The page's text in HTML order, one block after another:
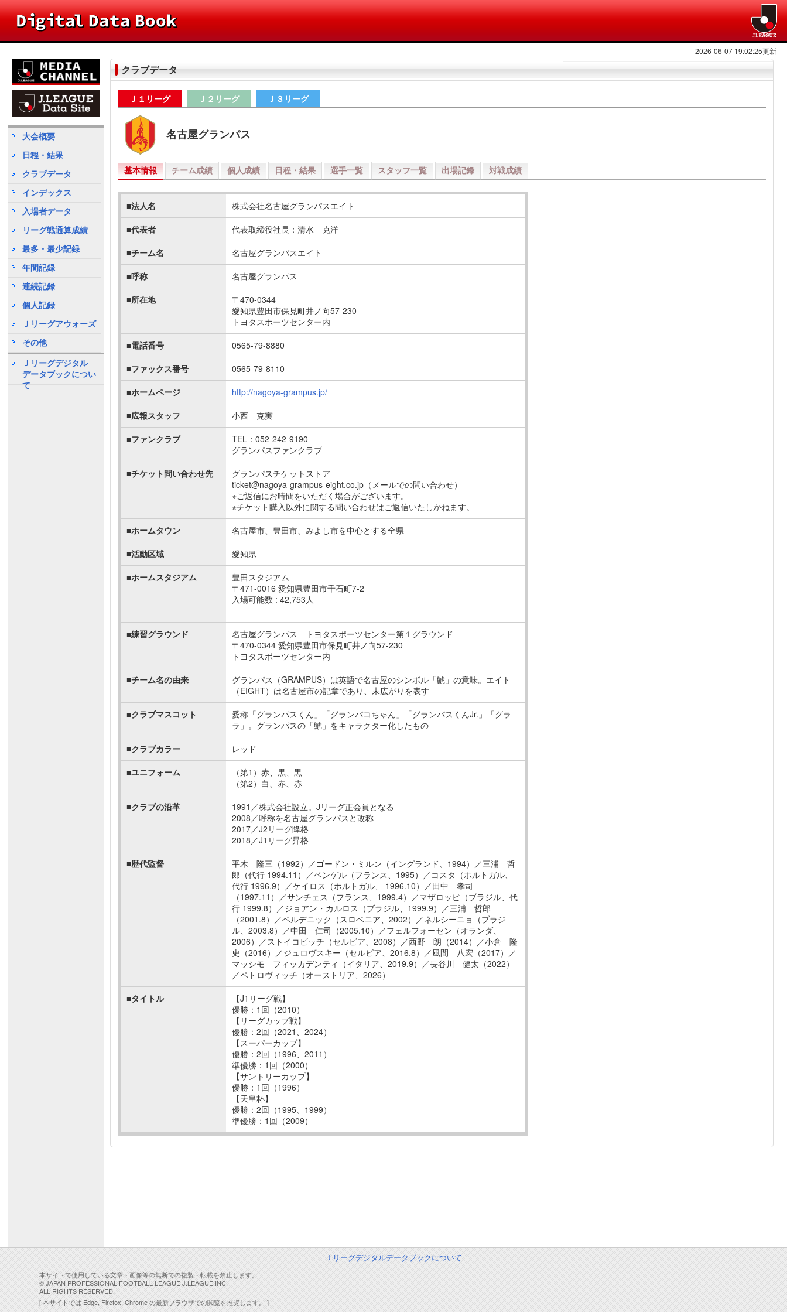
2026-06-07 19:02:25更新
大会概要
日程・結果
クラブデータ
インデックス
入場者データ
リーグ戦通算成績
最多・最少記録
年間記録
連続記録
個人記録
Ｊリーグアウォーズ
その他
Ｊリーグデジタル
データブックについ
て
クラブデータ
Ｊ１リーグ Ｊ２リーグ Ｊ３リーグ
名古屋グランパス
基本情報 チーム成績 個人成績 日程・結果 選手一覧 スタッフ一覧 出場記録 対戦成績
■法人名
株式会社名古屋グランパスエイト
■代表者
代表取締役社長：清水 克洋
■チーム名
名古屋グランパスエイト
■呼称
名古屋グランパス
■所在地
〒470-0344
愛知県豊田市保見町井ノ向57-230
トヨタスポーツセンター内
■電話番号
0565-79-8880
■ファックス番号
0565-79-8110
■ホームページ
http://nagoya-grampus.jp/
■広報スタッフ
小西 克実
■ファンクラブ
TEL：052-242-9190
グランパスファンクラブ
■チケット問い合わせ先
グランパスチケットストア
ticket@nagoya-grampus-eight.co.jp（メールでの問い合わせ）
※ご返信にお時間をいただく場合がございます。
※チケット購入以外に関する問い合わせはご返信いたしかねます。
■ホームタウン
名古屋市、豊田市、みよし市を中心とする全県
■活動区域
愛知県
■ホームスタジアム
豊田スタジアム
〒471-0016 愛知県豊田市千石町7-2
入場可能数 : 42,753人
■練習グラウンド
名古屋グランパス トヨタスポーツセンター第１グラウンド
〒470-0344 愛知県豊田市保見町井ノ向57-230
トヨタスポーツセンター内
■チーム名の由来
グランパス（GRAMPUS）は英語で名古屋のシンボル「鯱」の意味。エイト
（EIGHT）は名古屋市の記章であり、末広がりを表す
■クラブマスコット
愛称「グランパスくん」「グランパコちゃん」「グランパスくんJr.」「グラ
ラ」。グランパスの「鯱」をキャラクター化したもの
■クラブカラー
レッド
■ユニフォーム
（第1）赤、黒、黒
（第2）白、赤、赤
■クラブの沿革
1991／株式会社設立。Jリーグ正会員となる
2008／呼称を名古屋グランパスと改称
2017／J2リーグ降格
2018／J1リーグ昇格
■歴代監督
平木 隆三（1992）／ゴードン・ミルン（イングランド、1994）／三浦 哲
郎（代行 1994.11）／ベンゲル（フランス、1995）／コスタ（ポルトガル、
代行 1996.9）／ケイロス（ポルトガル、 1996.10）／田中 孝司
（1997.11）／サンチェス（フランス、1999.4）／マザロッピ（ブラジル、代
行 1999.8）／ジョアン・カルロス（ブラジル、1999.9）／三浦 哲郎
（2001.8）／ベルデニック（スロベニア、2002）／ネルシーニョ（ブラジ
ル、2003.8）／中田 仁司（2005.10）／フェルフォーセン（オランダ、
2006）／ストイコビッチ（セルビア、2008）／西野 朗（2014）／小倉 隆
史（2016）／ジュロヴスキー（セルビア、2016.8）／風間 八宏（2017）／
マッシモ フィッカデンティ（イタリア、2019.9）／長谷川 健太（2022）
／ペトロヴィッチ（オーストリア、2026）
■タイトル
【J1リーグ戦】
優勝：1回（2010）
【リーグカップ戦】
優勝：2回（2021、2024）
【スーパーカップ】
優勝：2回（1996、2011）
準優勝：1回（2000）
【サントリーカップ】
優勝：1回（1996）
【天皇杯】
優勝：2回（1995、1999）
準優勝：1回（2009）
Ｊリーグデジタルデータブックについて
本サイトで使用している文章・画像等の無断での複製・転載を禁止します。
© JAPAN PROFESSIONAL FOOTBALL LEAGUE J.LEAGUE,INC.
ALL RIGHTS RESERVED.
[ 本サイトでは Edge, Firefox, Chrome の最新ブラウザでの閲覧を推奨します。 ]